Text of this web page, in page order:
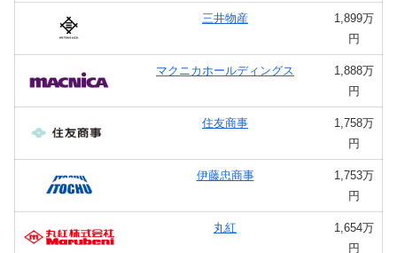
三井物産
1,899万
円
マクニカホールディングス
1,888万
円
住友商事
1,758万
円
伊藤忠商事
1,753万
円
丸紅
1,654万
円